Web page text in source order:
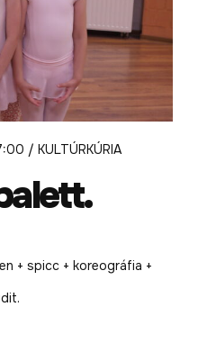
/ KULTÚRKÚRIA
+ spicc + koreográfia +